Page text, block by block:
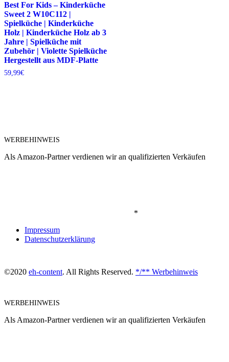
Best For Kids – Kinderküche
Sweet 2 W10C112 |
Spielküche | Kinderküche
Holz | Kinderküche Holz ab 3
Jahre | Spielküche mit
Zubehör | Violette Spielküche
Hergestellt aus MDF-Platte
59,99€
WERBEHINWEIS
Als Amazon-Partner verdienen wir an qualifizierten Verkäufen
*
Impressum
Datenschutzerklärung
©2020 eh-content. All Rights Reserved. */** Werbehinweis
WERBEHINWEIS
Als Amazon-Partner verdienen wir an qualifizierten Verkäufen